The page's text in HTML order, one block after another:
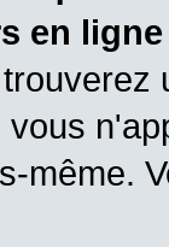
en
vous
même.